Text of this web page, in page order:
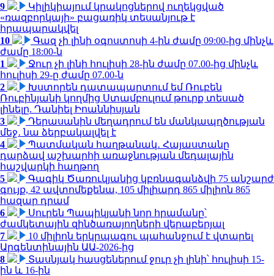
9
Կիլիկիայում կրակոցներով ուղեկցված
«ռազբորկայի» բացառիկ տեսանյութ է
հրապարակվել
10
Գազ չի լինի օգոստոսի 4-ին ժամը 09:00-ից մինչև
ժամը 18:00-ն
1
Ջուր չի լինի հուլիսի 28-ին ժամը 07.00-ից մինչև
հուլիսի 29-ը ժամը 07.00-ն
2
Խստորեն դատապարտում եմ Ռուբեն
Ռուբինյանի կողմից Ստամբուլում թուրք տեսած
լինելը. Դանիել Իոաննիսյան
3
Դերասանին մեղադրում են մանկապղծության
մեջ․ նա ձերբակալվել է
4
Պատմական հաղթանակ․ Հայաստանը
դարձավ աշխարհի առաջնության մեդալային
հաշվարկի հաղթող
5
Գագիկ Ծառուկյանից կբռնագանձվի 75 անշարժ
գույք, 42 ավտոմեքենա, 105 միլիարդ 865 միլիոն 865
հազար դրամ
6
Սուրեն Պապիկյանի նոր հրամանը՝
ժամկետային զինծառայողների վերաբերյալ
7
10 միլիոն երկրպագու պահանջում է վտարել
Արգենտինային ԱԱ-2026-ից
8
Տասնյակ հասցեներում ջուր չի լինի՝ հուլիսի 15-
ին և 16-ին